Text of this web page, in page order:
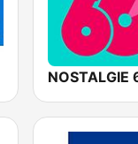
NOSTALGIE